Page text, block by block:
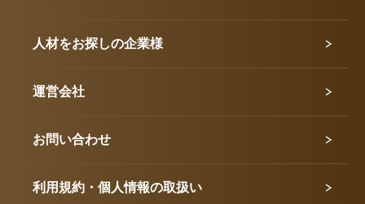
人材をお探しの企業様
運営会社
お問い合わせ
利用規約・個人情報の取扱い